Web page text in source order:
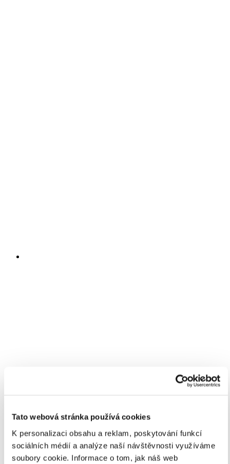
Tato webová stránka používá cookies
K personalizaci obsahu a reklam, poskytování funkcí
sociálních médií a analýze naší návštěvnosti využíváme
soubory cookie. Informace o tom, jak náš web